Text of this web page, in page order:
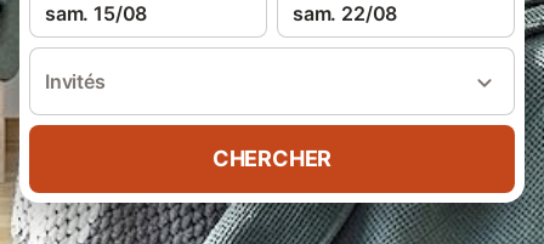
sam. 15/08 sam. 22/08
Invités
CHERCHER